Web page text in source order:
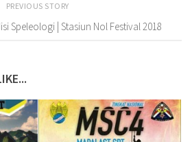
PREVIOUS STORY
Speleologi | Stasiun Nol Festival 2018